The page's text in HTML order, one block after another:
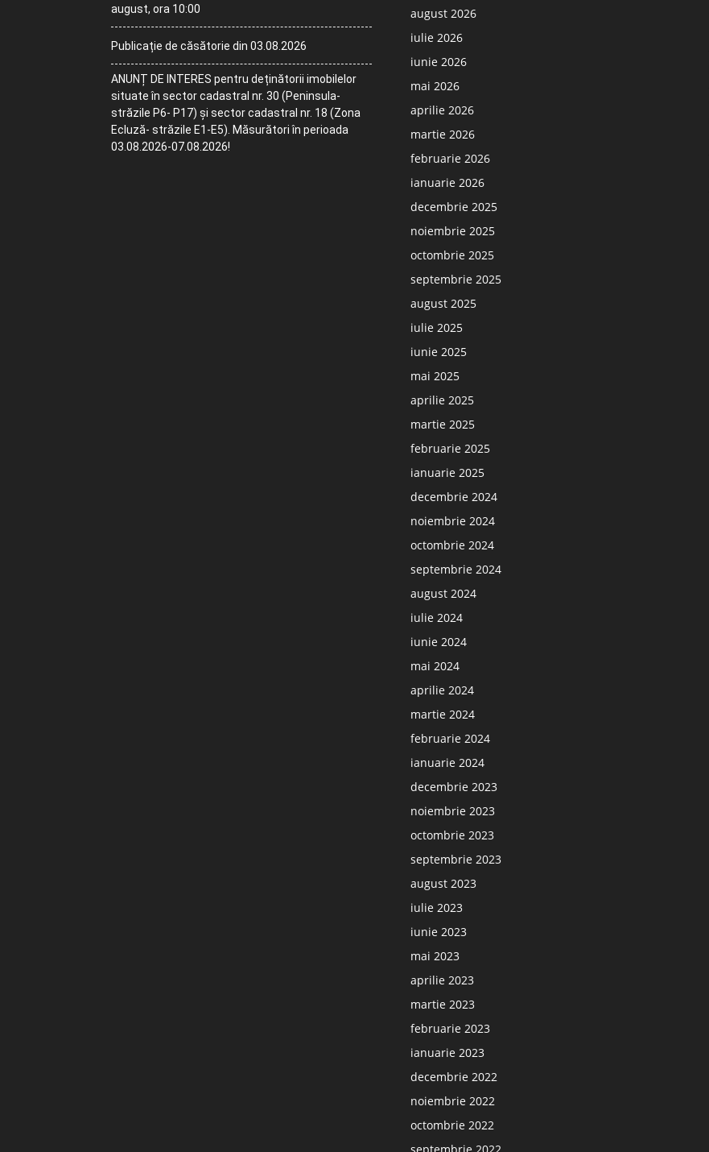
august, ora 10:00
Publicație de căsătorie din 03.08.2026
ANUNȚ DE INTERES pentru deținătorii imobilelor
situate în sector cadastral nr. 30 (Peninsula-
străzile P6- P17) și sector cadastral nr. 18 (Zona
Ecluză- străzile E1-E5). Măsurători în perioada
03.08.2026-07.08.2026!
august 2026
iulie 2026
iunie 2026
mai 2026
aprilie 2026
martie 2026
februarie 2026
ianuarie 2026
decembrie 2025
noiembrie 2025
octombrie 2025
septembrie 2025
august 2025
iulie 2025
iunie 2025
mai 2025
aprilie 2025
martie 2025
februarie 2025
ianuarie 2025
decembrie 2024
noiembrie 2024
octombrie 2024
septembrie 2024
august 2024
iulie 2024
iunie 2024
mai 2024
aprilie 2024
martie 2024
februarie 2024
ianuarie 2024
decembrie 2023
noiembrie 2023
octombrie 2023
septembrie 2023
august 2023
iulie 2023
iunie 2023
mai 2023
aprilie 2023
martie 2023
februarie 2023
ianuarie 2023
decembrie 2022
noiembrie 2022
octombrie 2022